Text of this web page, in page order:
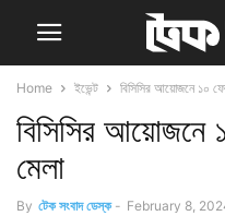
Home ইভেন্ট বিসিসির আয়োজনে ১০
বিসিসির আয়োজনে
মেলা
By টেক সংবাদ ডেস্ক - February 8,